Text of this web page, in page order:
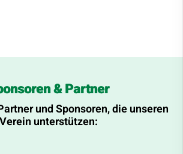
& Partner
und Sponsoren, die unseren
Verein unterstützen: